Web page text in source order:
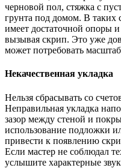
черновой пол, стяжка с
грунта под домом. В таких
имеет достаточной опоры
вызывая скрип. Это уже
может потребовать
Некачественная укладка
Нельзя сбрасывать со
Неправильная укладка
зазор между стеной и
использование подложки
привести к появлению
Если мастер не соблюдал
услышите характерные